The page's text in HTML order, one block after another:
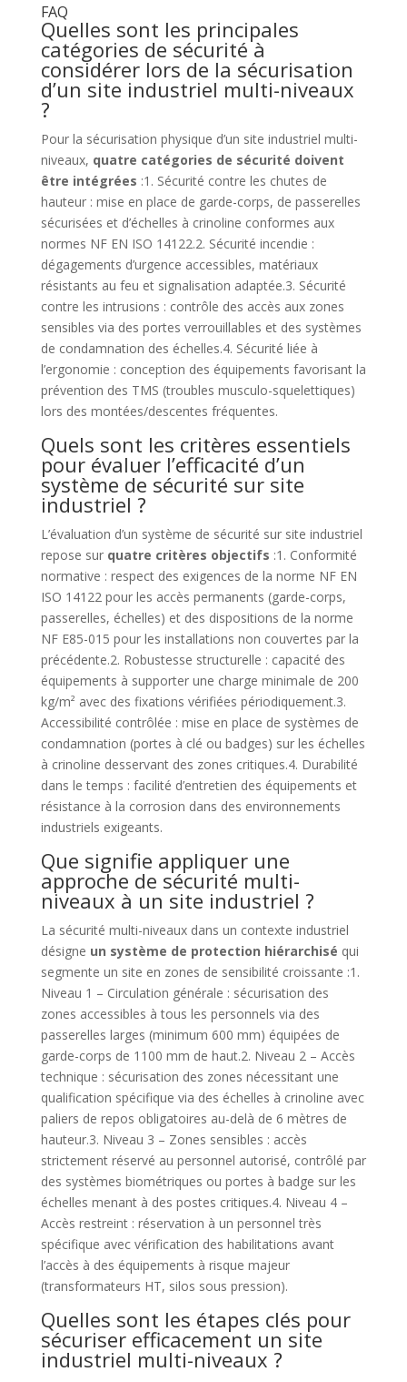
FAQ
Quelles sont les principales
catégories de sécurité à
considérer lors de la sécurisation
d’un site industriel multi-niveaux
?
Pour la sécurisation physique d’un site industriel multi-
niveaux, quatre catégories de sécurité doivent
être intégrées :1. Sécurité contre les chutes de
hauteur : mise en place de garde-corps, de passerelles
sécurisées et d’échelles à crinoline conformes aux
normes NF EN ISO 14122.2. Sécurité incendie :
dégagements d’urgence accessibles, matériaux
résistants au feu et signalisation adaptée.3. Sécurité
contre les intrusions : contrôle des accès aux zones
sensibles via des portes verrouillables et des systèmes
de condamnation des échelles.4. Sécurité liée à
l’ergonomie : conception des équipements favorisant la
prévention des TMS (troubles musculo-squelettiques)
lors des montées/descentes fréquentes.
Quels sont les critères essentiels
pour évaluer l’efficacité d’un
système de sécurité sur site
industriel ?
L’évaluation d’un système de sécurité sur site industriel
repose sur quatre critères objectifs :1. Conformité
normative : respect des exigences de la norme NF EN
ISO 14122 pour les accès permanents (garde-corps,
passerelles, échelles) et des dispositions de la norme
NF E85-015 pour les installations non couvertes par la
précédente.2. Robustesse structurelle : capacité des
équipements à supporter une charge minimale de 200
kg/m² avec des fixations vérifiées périodiquement.3.
Accessibilité contrôlée : mise en place de systèmes de
condamnation (portes à clé ou badges) sur les échelles
à crinoline desservant des zones critiques.4. Durabilité
dans le temps : facilité d’entretien des équipements et
résistance à la corrosion dans des environnements
industriels exigeants.
Que signifie appliquer une
approche de sécurité multi-
niveaux à un site industriel ?
La sécurité multi-niveaux dans un contexte industriel
désigne un système de protection hiérarchisé qui
segmente un site en zones de sensibilité croissante :1.
Niveau 1 – Circulation générale : sécurisation des
zones accessibles à tous les personnels via des
passerelles larges (minimum 600 mm) équipées de
garde-corps de 1100 mm de haut.2. Niveau 2 – Accès
technique : sécurisation des zones nécessitant une
qualification spécifique via des échelles à crinoline avec
paliers de repos obligatoires au-delà de 6 mètres de
hauteur.3. Niveau 3 – Zones sensibles : accès
strictement réservé au personnel autorisé, contrôlé par
des systèmes biométriques ou portes à badge sur les
échelles menant à des postes critiques.4. Niveau 4 –
Accès restreint : réservation à un personnel très
spécifique avec vérification des habilitations avant
l’accès à des équipements à risque majeur
(transformateurs HT, silos sous pression).
Quelles sont les étapes clés pour
sécuriser efficacement un site
industriel multi-niveaux ?